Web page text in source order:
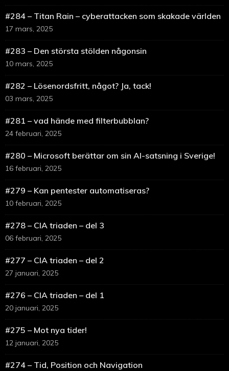
#284 – Titan Rain – cyberattacken som skakade världen
17 mars, 2025
#283 – Den största stölden någonsin
10 mars, 2025
#282 – Lösenordsfritt, något? Ja, tack!
03 mars, 2025
#281 – vad hände med filterbubblan?
24 februari, 2025
#280 – Microsoft berättar om sin AI-satsning i Sverige!
16 februari, 2025
#279 – Kan pentester automatiseras?
10 februari, 2025
#278 – CIA triaden – del 3
06 februari, 2025
#277 – CIA triaden – del 2
27 januari, 2025
#276 – CIA triaden – del 1
20 januari, 2025
#275 – Mot nya tider!
12 januari, 2025
#274 – Tid, Position och Navigation